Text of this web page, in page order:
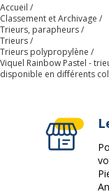
Données
Données
Code barre maitre
Référence
Accueil
Classement et Archivage
Trieurs, parapheurs
Trieurs
Trieurs polypropylène
Viquel Rainbow Pastel -
disponible en différents